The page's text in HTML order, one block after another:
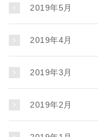
2019年5月
2019年4月
2019年3月
2019年2月